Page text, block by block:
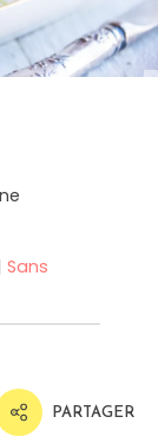
Sans
PARTAGER